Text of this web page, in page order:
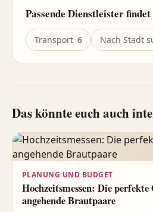
Passende Dienstleister
Transport 6 Nach Stadt
Das könnte euch auch
PLANUNG UND BUDGET
Hochzeitsmessen: Die
angehende Brautpaare